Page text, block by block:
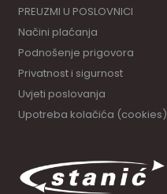
PREUZMI U POSLOVNICI
Načini plaćanja
Podnošenje prigovora
Privatnost i sigurnost
Uvjeti poslovanja
Upotreba kolačića (cookies)